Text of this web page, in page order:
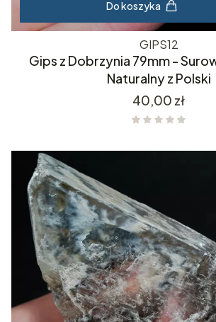
Do koszyka
GIPS12
Gips z Dobrzynia 79mm -
Naturalny z Polski
Cena
40,00 zł